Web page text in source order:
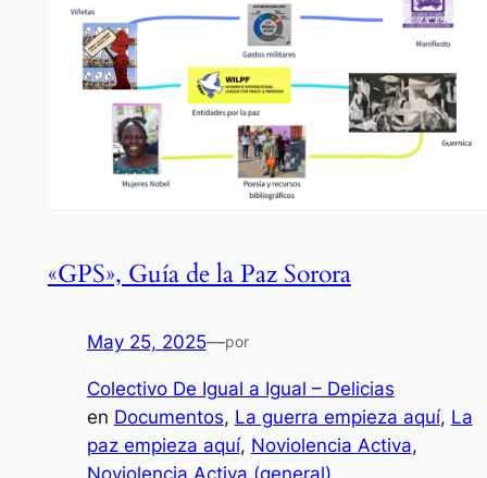
«GPS», Guía de la Paz Sorora
May 25, 2025—por
Colectivo De Igual a Igual – Delicias
en Documentos, La guerra empieza aquí, La
paz empieza aquí, Noviolencia Activa
Noviolencia Activa (general)